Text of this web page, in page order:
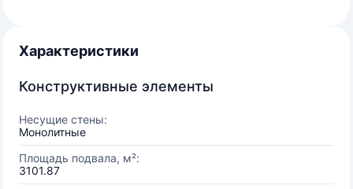
Характеристики
Конструктивные элементы
Несущие стены:
Монолитные
Площадь подвала, м²:
3101.87